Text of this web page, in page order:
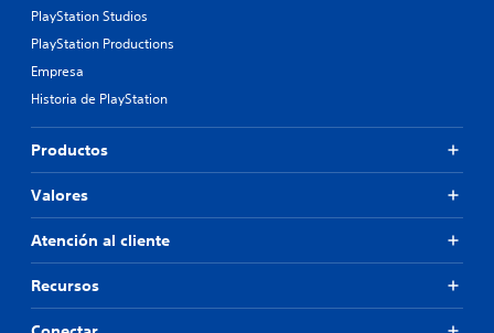
PlayStation Studios
PlayStation Productions
Empresa
Historia de PlayStation
Productos
Valores
Atención al cliente
Recursos